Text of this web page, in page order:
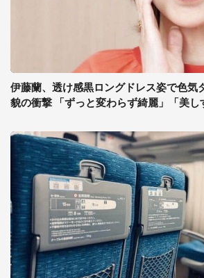
伊藤蘭、透け感黒ロングドレス姿で色気
貌の衝撃 「ずっと変わらず綺麗」「美し